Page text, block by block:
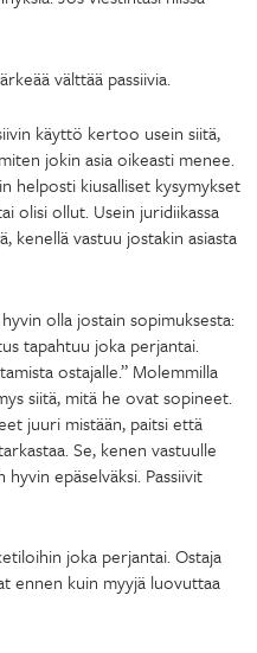
välttää passiivia.
käyttö kertoo usein siitä,
jokin asia oikeasti menee.
helposti kiusalliset kysymykset
olisi ollut. Usein juridiikassa
kenellä vastuu jostakin asiasta
olla jostain sopimuksesta:
tapahtuu joka perjantai.
ostajalle.” Molemmilla
siitä, mitä he ovat sopineet.
juuri mistään, paitsi että
Se, kenen vastuulle
epäselväksi. Passiivit
joka perjantai. Ostaja
ennen kuin myyjä luovuttaa